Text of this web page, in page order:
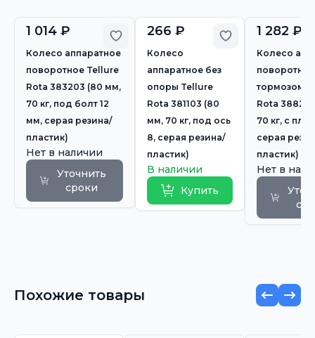
Добавить в избранное
1 014 ₽
Колесо аппаратное
поворотное Tellure
Rota 383203 (80 мм,
70 кг, под болт 12
мм, серая резина/
пластик)
Нет в наличии
Уточнить
сроки
Добавить в
266 ₽
Колесо
аппаратное без
опоры Tellure
Rota 381103 (80
мм, 70 кг, под ось
8, серая резина/
пластик)
В наличии
Купить
1 282 ₽
Колесо
тормозом
Rota
70 кг, с
серая
пластик)
Нет в
Похожие товары